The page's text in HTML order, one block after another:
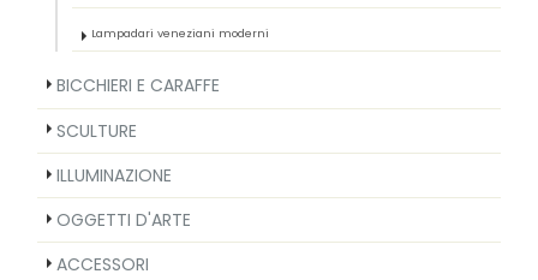
Lampadari veneziani moderni
BICCHIERI E CARAFFE
SCULTURE
ILLUMINAZIONE
OGGETTI D'ARTE
ACCESSORI